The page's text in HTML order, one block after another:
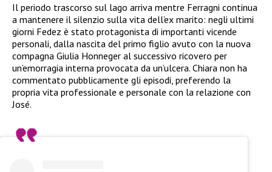
Il periodo trascorso sul lago arriva mentre Ferragni continua
a mantenere il silenzio sulla vita dell’ex marito: negli ultimi
giorni Fedez è stato protagonista di importanti vicende
personali, dalla nascita del primo figlio avuto con la nuova
compagna Giulia Honneger al successivo ricovero per
un’emorragia interna provocata da un’ulcera. Chiara non ha
commentato pubblicamente gli episodi, preferendo la
propria vita professionale e personale con la relazione con
José.